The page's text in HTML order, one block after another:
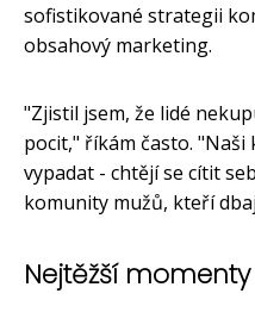
sofistikované strategii
obsahový marketing.
"Zjistil jsem, že lidé
pocit," říkám často.
vypadat - chtějí se cítit
komunity mužů, kteří
Nejtěžší